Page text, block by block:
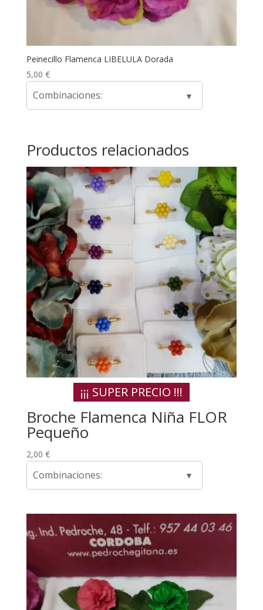
Peinecillo Flamenca LIBELULA Dorada
5,00 €
Combinaciones:
Productos relacionados
¡¡¡ SUPER PRECIO !!!
Broche Flamenca Niña FLOR
Pequeño
2,00 €
Combinaciones: